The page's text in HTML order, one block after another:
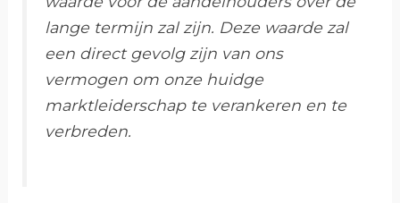
lange termijn zal zijn. Deze waarde zal
een direct gevolg zijn van ons
vermogen om onze huidge
marktleiderschap te verankeren en te
verbreden.